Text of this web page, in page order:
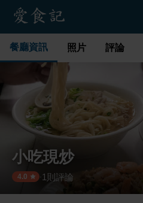
餐廳資訊 照片 評論
小吃現炒
4.0 · 1 則評論